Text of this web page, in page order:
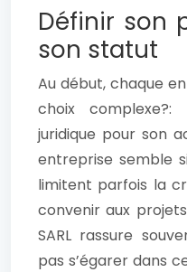
Définir son
son statut
Au début, chaque
choix
juridique pour son
entreprise semble
limitent parfois la
convenir aux
SARL rassure
pas s’égarer dans